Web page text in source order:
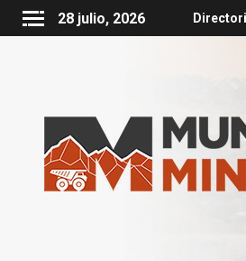
28 julio, 2026